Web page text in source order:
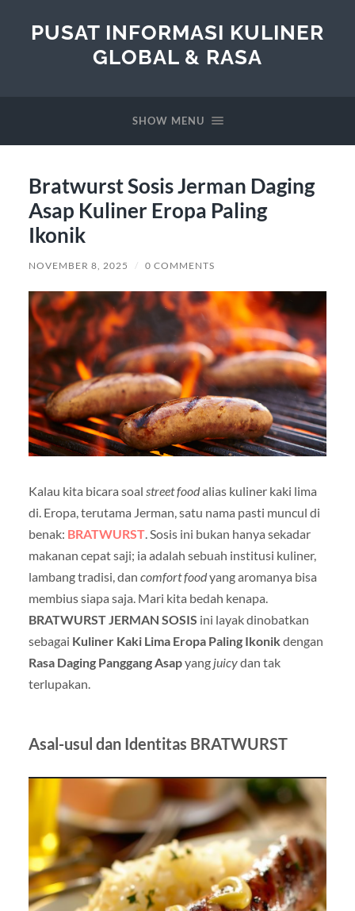
PUSAT INFORMASI KULINER
GLOBAL & RASA
SHOW MENU
Bratwurst Sosis Jerman Daging
Asap Kuliner Eropa Paling
Ikonik
NOVEMBER 8, 2025 / 0 COMMENTS
Kalau kita bicara soal street foodalias kuliner kaki lima
di. Eropa, terutama Jerman, satu nama pasti muncul di
benak: BRATWURST. Sosis ini bukan hanya sekadar
makanan cepat saji; ia adalah sebuah institusi kuliner,
lambang tradisi, dan comfort foodyang aromanya bisa
membius siapa saja. Mari kita bedah kenapa.
BRATWURST JERMAN SOSIS ini layak dinobatkan
sebagai Kuliner Kaki Lima Eropa Paling Ikonikdengan
Rasa Daging Panggang Asapyang juicydan tak
terlupakan.
Asal-usul dan Identitas BRATWURST